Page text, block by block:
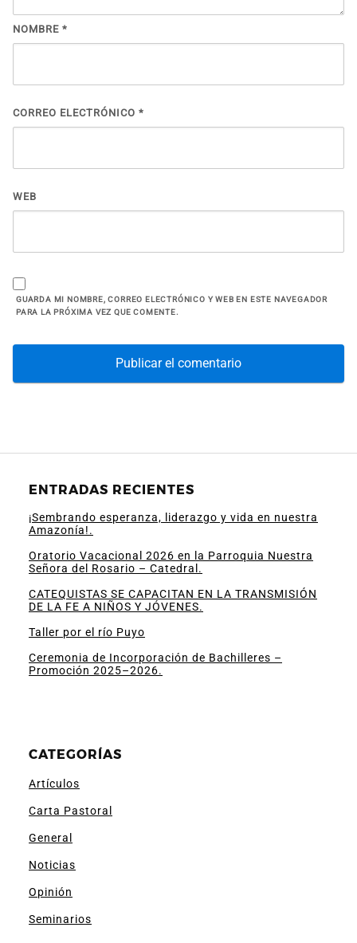
NOMBRE *
CORREO ELECTRÓNICO *
WEB
GUARDA MI NOMBRE, CORREO ELECTRÓNICO Y WEB EN ESTE NAVEGADOR
PARA LA PRÓXIMA VEZ QUE COMENTE.
ENTRADAS RECIENTES
¡Sembrando esperanza, liderazgo y vida en nuestra
Amazonía!.
Oratorio Vacacional 2026 en la Parroquia Nuestra
Señora del Rosario – Catedral.
CATEQUISTAS SE CAPACITAN EN LA TRANSMISIÓN
DE LA FE A NIÑOS Y JÓVENES.
Taller por el río Puyo
Ceremonia de Incorporación de Bachilleres –
Promoción 2025–2026.
CATEGORÍAS
Artículos
Carta Pastoral
General
Noticias
Opinión
Seminarios